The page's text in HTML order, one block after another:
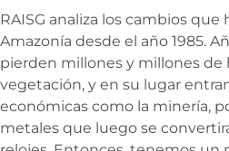
RAISG analiza los cambios que
Amazonía desde el año 1985.
pierden millones y millones de
vegetación, y en su lugar
económicas como la minería,
metales que luego se